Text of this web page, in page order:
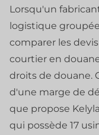
Lorsqu'un
logistique
comparer les
courtier en
droits de douane.
d'une marge de
que propose
qui possède 17